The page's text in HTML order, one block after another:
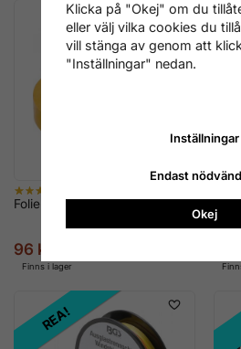
Folieraderare, Ø 90 mm
96 kr
Finns i lager
REA!
Klicka på "Okej" om du
eller välj vilka cookies du
vill stänga av genom att
"Inställningar" nedan.
Inställningar
Endast
Okej